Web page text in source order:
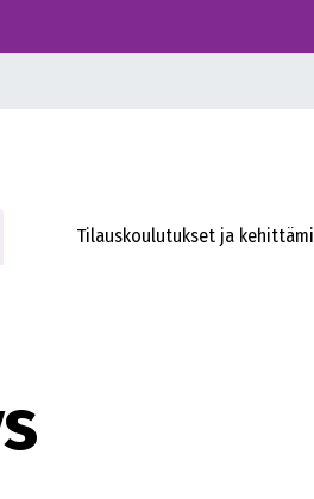
Tilauskoulutukset ja